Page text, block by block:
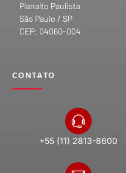
Planalto Paulista
São Paulo / SP
CEP: 04060-004
CONTATO
+55 (11) 2813-8600